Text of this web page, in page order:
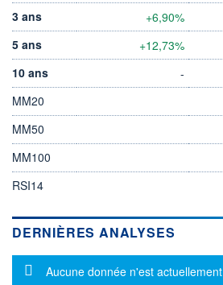
3 ans
+6,90%
5 ans
+12,73%
10 ans
-
MM20
MM50
MM100
RSI14
DERNIÈRES ANALYSES
Message d'information
Aucune donnée n'est